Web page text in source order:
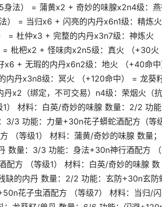
身法） = 蒲黄x2 + 奇妙的味腺x2n4级：
） = 当归x6 + 闪亮的内丹x6n1级：精炼火
= 杜仲x3 + 完整的内丹x3n7级：神炼火
= 枇杷x2 + 怪味肉x2n5级：真火 （+30火
+ 无瑕的内丹x6n2级：地火 （+40命中
丹x3n8级：冥火 （+120命中） = 龙葵
x2（绑定，不可交易）n4级：荣烟火（抗
材料：白英/奇妙的味腺 数量：2/2 功能
3/3 功能：力量+30n花子蟒蛇酒配方（等
（等级1） 材料：蒲黄/奇妙的味腺 数量；
数量：3/3 功能：身法+30n神行酒配方
方 （等级1） 材料：白英/奇妙的味腺 数
缺的内丹 数量：2/2 功能：玄防+30n玄防
花子虫酒配方 （等级7） 材料：当归/